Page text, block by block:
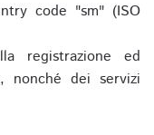
code "sm" (ISO
registrazione ed
nonché dei servizi